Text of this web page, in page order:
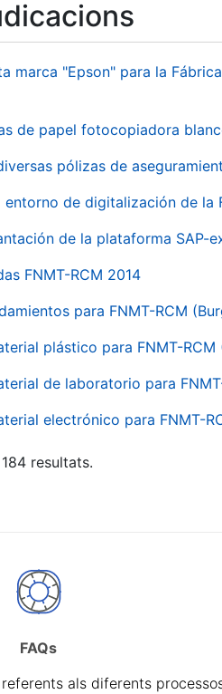
marca "Epson" para la
de papel fotocopiadora
pólizas de
de digitalización de la
de la plataforma SAP-
FNMT-RCM 2014
para FNMT-RCM
plástico para FNMT-RCM
de laboratorio para
electrónico para FNMT-
resultats.
FAQs
als diferents